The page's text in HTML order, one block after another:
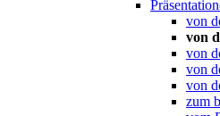
von
von
von
von
von
zum